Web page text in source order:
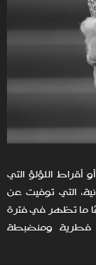
أقراط اللؤلؤ التي
التي توفيت عن
2022، كانت دائمًا ما تظهر في فترة
عامًا، معرفة فطرية ومنضبطة